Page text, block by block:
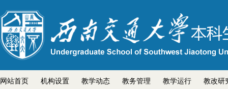
网站首页 机构设置 教学动态 教务管理 教学运行 教改研